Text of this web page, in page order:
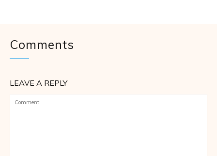
Comments
LEAVE A REPLY